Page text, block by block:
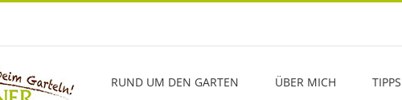
RUND UM DEN GARTEN ÜBER MICH TIPPS